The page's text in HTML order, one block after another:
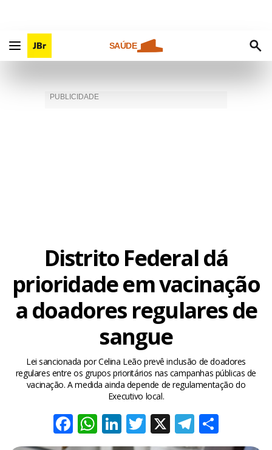
SAÚDE
Distrito Federal dá
prioridade em vacinação
a doadores regulares de
sangue
Lei sancionada por Celina Leão prevê inclusão de doadores
regulares entre os grupos prioritários nas campanhas públicas de
vacinação. A medida ainda depende de regulamentação do
Executivo local.
Facebook
WhatsApp
LinkedIn
Twitter
X